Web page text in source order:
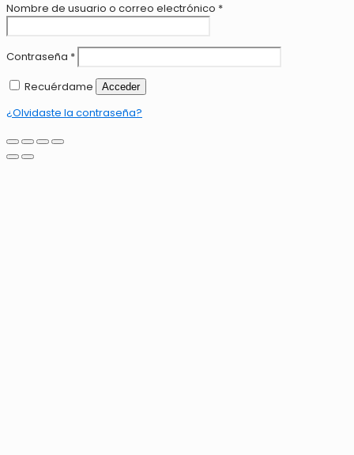
Nombre de usuario o correo electrónico *
Contraseña *
Recuérdame
Acceder
¿Olvidaste la contraseña?